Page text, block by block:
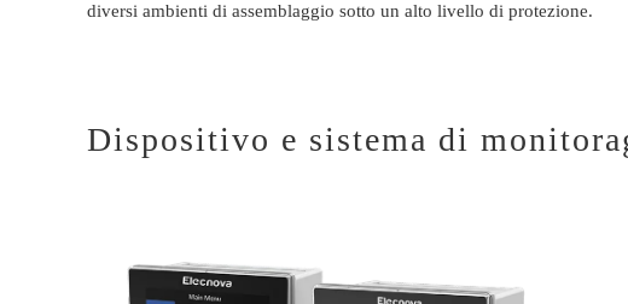
diversi ambienti di assemblaggio sotto un alto livello di protezione.
Dispositivo e sistema di